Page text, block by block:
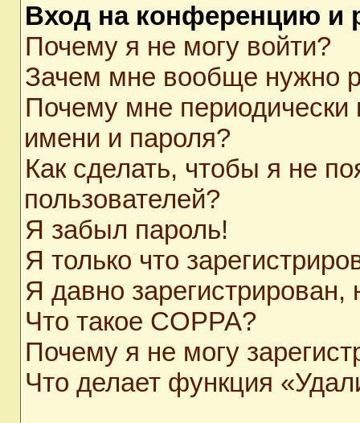
Вход на конференцию и
Почему я не могу войти?
Зачем мне вообще нужно
Почему мне периодически
имени и пароля?
Как сделать, чтобы я не
пользователей?
Я забыл пароль!
Я только что
Я давно
Что такое COPPA?
Почему я не могу
Что делает функция